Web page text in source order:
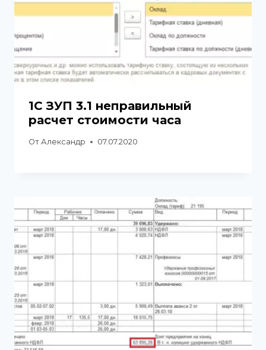
1С ЗУП 3.1 неправильный
расчет стоимости часа
От Александр 07.07.2020